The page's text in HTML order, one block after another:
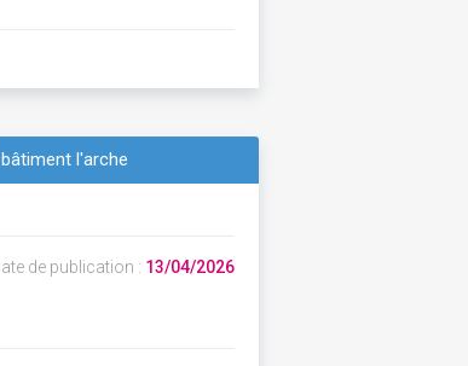
l'arche
de publication : 13/04/2026